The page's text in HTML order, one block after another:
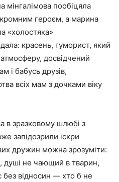
мінгалімова пообіцяла
героєм, а марина
«холостяка»
красень, гуморист, який
досвідчений
і бабусь друзів,
всіх мам з дочками віку
в зразковому шлюбі з
запідозрили іскри
дружин можна зрозуміти:
душі не чающий в тварин,
відносин — хто б не